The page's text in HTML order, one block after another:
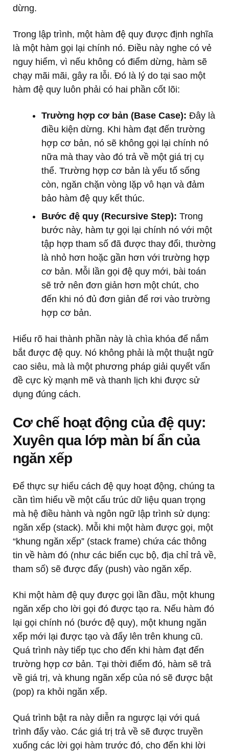
dừng.
Trong lập trình, một hàm đệ quy được định nghĩa
là một hàm gọi lại chính nó. Điều này nghe có vẻ
nguy hiểm, vì nếu không có điểm dừng, hàm sẽ
chạy mãi mãi, gây ra lỗi. Đó là lý do tại sao một
hàm đệ quy luôn phải có hai phần cốt lõi:
Trường hợp cơ bản (Base Case): Đây là
điều kiện dừng. Khi hàm đạt đến trường
hợp cơ bản, nó sẽ không gọi lại chính nó
nữa mà thay vào đó trả về một giá trị cụ
thể. Trường hợp cơ bản là yếu tố sống
còn, ngăn chặn vòng lặp vô hạn và đảm
bảo hàm đệ quy kết thúc.
Bước đệ quy (Recursive Step): Trong
bước này, hàm tự gọi lại chính nó với một
tập hợp tham số đã được thay đổi, thường
là nhỏ hơn hoặc gần hơn với trường hợp
cơ bản. Mỗi lần gọi đệ quy mới, bài toán
sẽ trở nên đơn giản hơn một chút, cho
đến khi nó đủ đơn giản để rơi vào trường
hợp cơ bản.
Hiểu rõ hai thành phần này là chìa khóa để nắm
bắt được đệ quy. Nó không phải là một thuật ngữ
cao siêu, mà là một phương pháp giải quyết vấn
đề cực kỳ mạnh mẽ và thanh lịch khi được sử
dụng đúng cách.
Cơ chế hoạt động của đệ quy:
Xuyên qua lớp màn bí ẩn của
ngăn xếp
Để thực sự hiểu cách đệ quy hoạt động, chúng ta
cần tìm hiểu về một cấu trúc dữ liệu quan trọng
mà hệ điều hành và ngôn ngữ lập trình sử dụng:
ngăn xếp (stack). Mỗi khi một hàm được gọi, một
“khung ngăn xếp” (stack frame) chứa các thông
tin về hàm đó (như các biến cục bộ, địa chỉ trả về,
tham số) sẽ được đẩy (push) vào ngăn xếp.
Khi một hàm đệ quy được gọi lần đầu, một khung
ngăn xếp cho lời gọi đó được tạo ra. Nếu hàm đó
lại gọi chính nó (bước đệ quy), một khung ngăn
xếp mới lại được tạo và đẩy lên trên khung cũ.
Quá trình này tiếp tục cho đến khi hàm đạt đến
trường hợp cơ bản. Tại thời điểm đó, hàm sẽ trả
về giá trị, và khung ngăn xếp của nó sẽ được bật
(pop) ra khỏi ngăn xếp.
Quá trình bật ra này diễn ra ngược lại với quá
trình đẩy vào. Các giá trị trả về sẽ được truyền
xuống các lời gọi hàm trước đó, cho đến khi lời